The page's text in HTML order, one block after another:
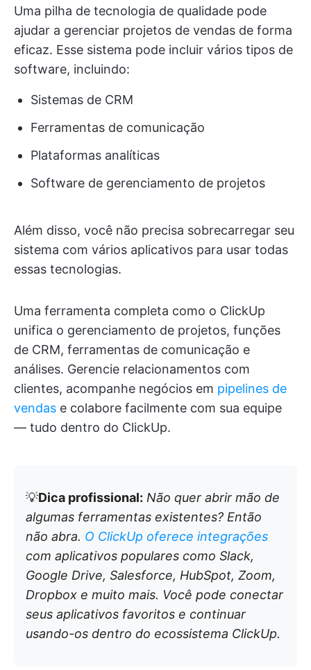
Uma pilha de tecnologia de qualidade pode
ajudar a gerenciar projetos de vendas de forma
eficaz. Esse sistema pode incluir vários tipos de
software, incluindo:
Sistemas de CRM
Ferramentas de comunicação
Plataformas analíticas
Software de gerenciamento de projetos
Além disso, você não precisa sobrecarregar seu
sistema com vários aplicativos para usar todas
essas tecnologias.
Uma ferramenta completa como o ClickUp
unifica o gerenciamento de projetos, funções
de CRM, ferramentas de comunicação e
análises. Gerencie relacionamentos com
clientes, acompanhe negócios em pipelines de
vendas e colabore facilmente com sua equipe
— tudo dentro do ClickUp.
💡Dica profissional: Não quer abrir mão de
algumas ferramentas existentes? Então
não abra. O ClickUp oferece integrações
com aplicativos populares como Slack,
Google Drive, Salesforce, HubSpot, Zoom,
Dropbox e muito mais. Você pode conectar
seus aplicativos favoritos e continuar
usando-os dentro do ecossistema ClickUp.